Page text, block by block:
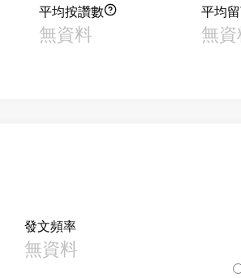
平均按讚數
無資料
平均
無
發文頻率
無資料